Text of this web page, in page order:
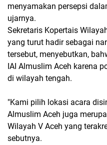
menyamakan persepsi
ujarnya.
Sekretaris Kopertais
yang turut hadir sebagai
tersebut, menyebutkan,
IAI Almuslim Aceh karena
di wilayah tengah.
"Kami pilih lokasi acara
Almuslim Aceh juga
Wilayah V Aceh yang
sebutnya.